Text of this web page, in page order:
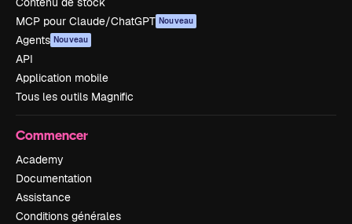
MCP pour Claude/ChatGPT Nouveau
Agents Nouveau
API
Application mobile
Tous les outils Magnific
Commencer
Academy
Documentation
Assistance
Conditions générales